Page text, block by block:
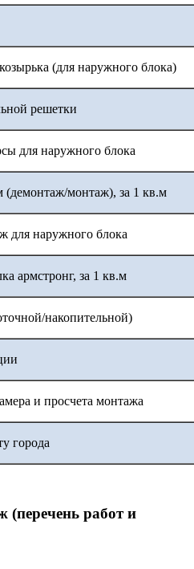
(для наружного блока)
решетки
для наружного блока
(демонтаж/монтаж), за 1 кв.м
для наружного блока
армстронг, за 1 кв.м
накопительной)
и просчета монтажа
города
работ и